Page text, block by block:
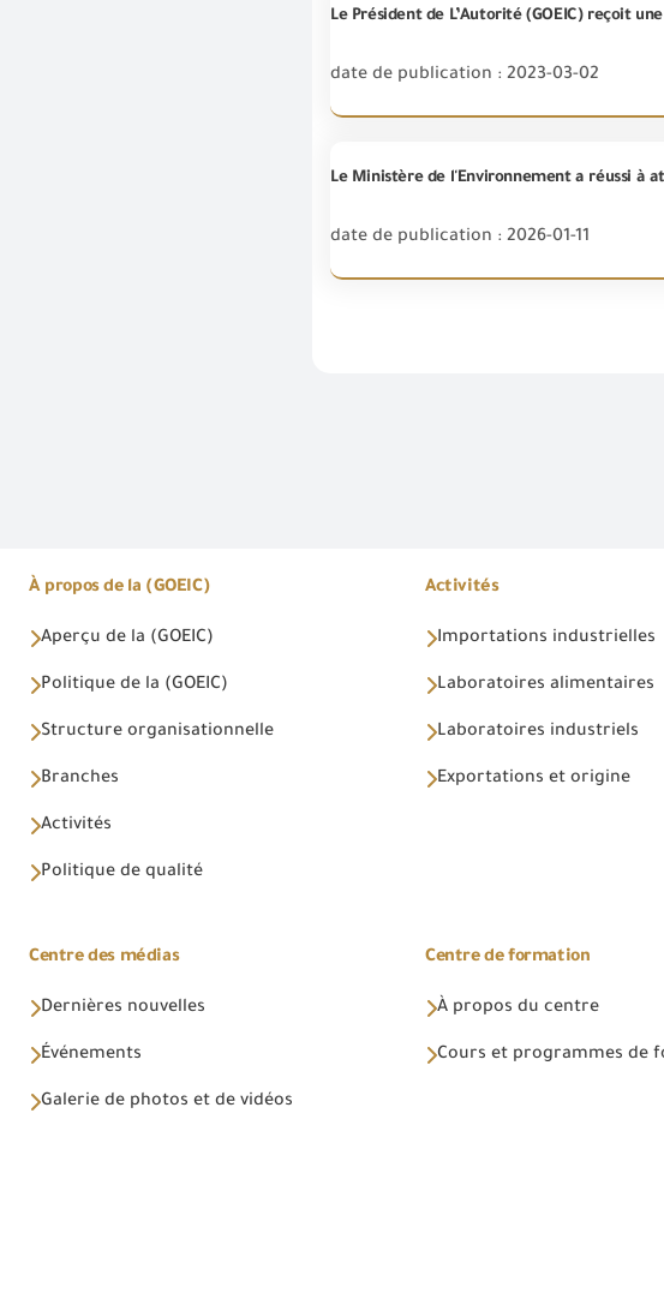
date de publication : 2023-03-02
date de publication : 2026-01-11
À propos de la (GOEIC)
Aperçu de la (GOEIC)
Politique de la (GOEIC)
Structure organisationnelle
Branches
Activités
Politique de qualité
Activités
Importations industrielles
Laboratoires alimentaires
Laboratoires industriels
Exportations et origine
Centre des médias
Dernières nouvelles
Événements
Galerie de photos et de vidéos
Centre de formation
À propos du centre
Cours et programmes de